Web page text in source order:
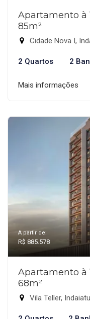
Apartamento à
85m²
Cidade Nova I,
2 Quartos 2
Mais informações
A partir de:
R$ 885.578
Apartamento à
68m²
Vila Teller,